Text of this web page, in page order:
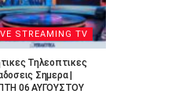
STREAMING TV
Τηλεοπτικες
Σημερα |
06 ΑΥΓΟΥΣΤΟΥ